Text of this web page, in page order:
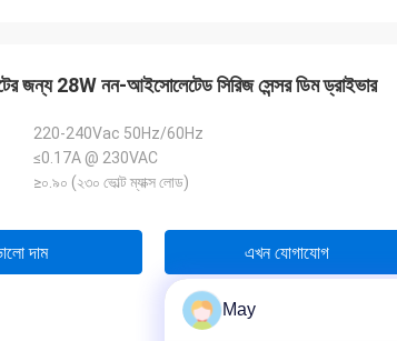
জন্য 28W নন-আইসোলেটেড সিরিজ সেন্সর ডিম ড্রাইভার
220-240Vac 50Hz/60Hz
≤0.17A @ 230VAC
≥০.৯০ (২৩০ ভোল্ট ম্যাক্স লোড)
দাম এখন যোগাযোগ
May